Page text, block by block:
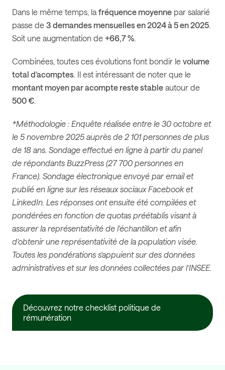
Dans le même temps, la fréquence moyenne par salarié
passe de 3 demandes mensuelles en 2024 à 5 en 2025.
Soit une augmentation de +66,7 %.
Combinées, toutes ces évolutions font bondir le volume
total d’acomptes. Il est intéressant de noter que le
montant moyen par acompte reste stable autour de
500 €.
*Méthodologie : Enquête réalisée entre le 30 octobre et
le 5 novembre 2025 auprès de 2 101 personnes de plus
de 18 ans. Sondage effectué en ligne à partir du panel
de répondants BuzzPress (27 700 personnes en
France). Sondage électronique envoyé par email et
publié en ligne sur les réseaux sociaux Facebook et
LinkedIn. Les réponses ont ensuite été compilées et
pondérées en fonction de quotas préétablis visant à
assurer la représentativité de l'échantillon et afin
d’obtenir une représentativité de la population visée.
Toutes les pondérations s'appuient sur des données
administratives et sur les données collectées par l’INSEE.
Découvrez notre checklist politique de
rémunération